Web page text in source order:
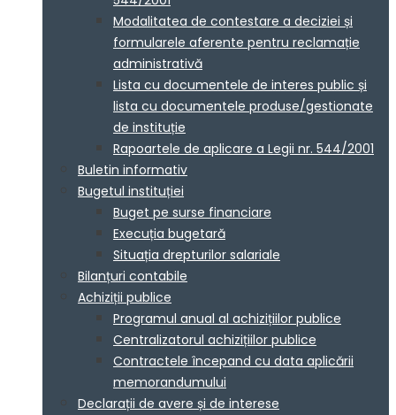
Modalitatea de contestare a deciziei și
formularele aferente pentru reclamație
administrativă
Lista cu documentele de interes public și
lista cu documentele produse/gestionate
de instituție
Rapoartele de aplicare a Legii nr. 544/2001
Buletin informativ
Bugetul instituției
Buget pe surse financiare
Execuția bugetară
Situația drepturilor salariale
Bilanțuri contabile
Achiziții publice
Programul anual al achizițiilor publice
Centralizatorul achizițiilor publice
Contractele începand cu data aplicării
memorandumului
Declarații de avere și de interese